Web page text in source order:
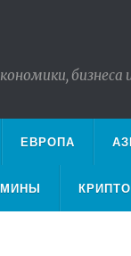
бизнеса
ЕВРОПА